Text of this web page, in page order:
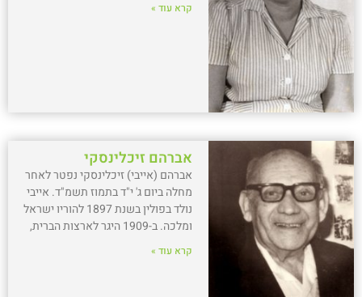
קרא עוד »
אברהם זיכלינסקי
אברהם (אייבי) זיכלינסקי נפטר לאחר
מחלה ביום ג' י"ד בתמוז תשמ"ד. אייבי
נולד בפולין בשנת 1897 להוריו ישראל
ומלכה. ב-1909 היגר לארצות הברית,
קרא עוד »